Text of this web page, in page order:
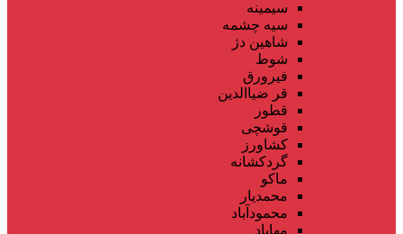
سیمینه
سیه چشمه
شاهین دژ
شوط
فیرورق
قر ضیاالدین
قطور
قوشچی
کشاورز
گردکشانه
ماکو
محمدیار
محمودآباد
مهاباد